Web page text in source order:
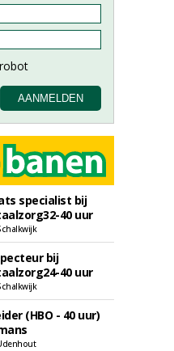
specialist bij
40 uur
bij
40 uur
(HBO - 40 uur)